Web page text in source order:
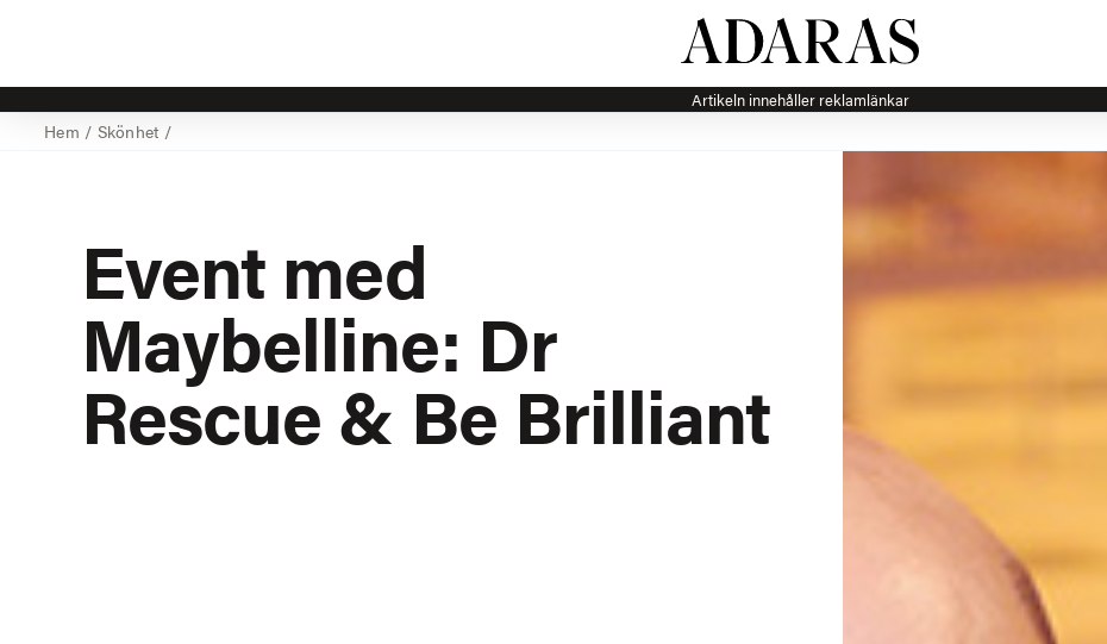
Artikeln innehåller reklamlänkar
Hem / Skönhet/
Event med
Maybelline: Dr
Rescue & Be Brilliant